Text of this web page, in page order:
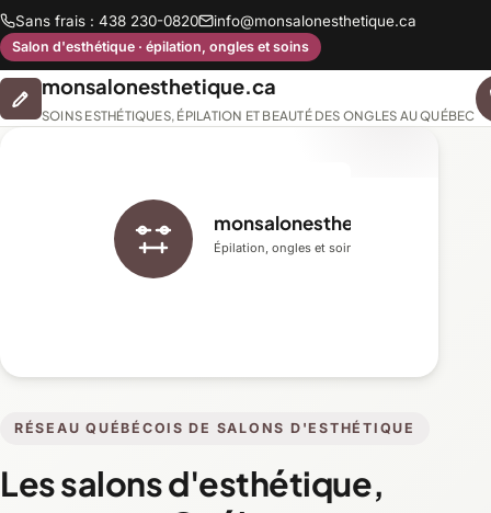
Sans frais : 438 230-0820 info@monsalonesthetique.ca
Salon d'esthétique · épilation, ongles et soins
monsalonesthetique.ca
SOINS ESTHÉTIQUES, ÉPILATION ET BEAUTÉ DES ONGLES AU QUÉBEC
RÉSEAU QUÉBÉCOIS DE SALONS D'ESTHÉTIQUE
Les salons d'esthétique,
monsalonesthetique.ca
Épilation, ongles et soins du visage